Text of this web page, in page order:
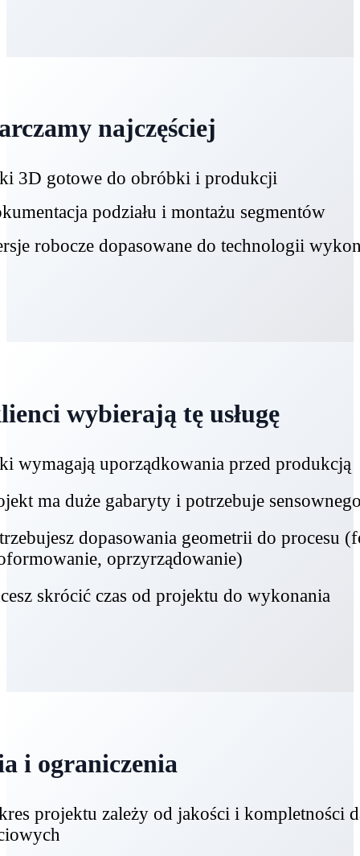
najczęściej
3D gotowe do obróbki i produkcji
podziału i montażu segmentów
robocze dopasowane do technologii
wybierają tę usługę
wymagają uporządkowania przed produkcją
ma duże gabaryty i potrzebuje
dopasowania geometrii do procesu
oprzyrządowanie)
skrócić czas od projektu do wykonania
i ograniczenia
projektu zależy od jakości i kompletności